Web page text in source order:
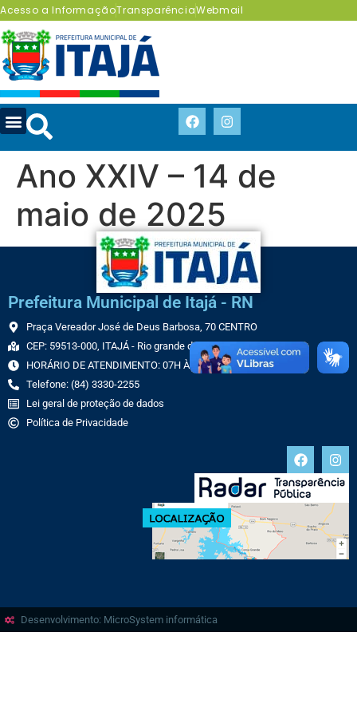
Acesso a InformaçãoTransparênciaWebmail
Ano XXIV – 14 de
maio de 2025
Prefeitura Municipal de Itajá - RN
Praça Vereador José de Deus Barbosa, 70 CENTRO
CEP: 59513-000, ITAJÁ - Rio grande do Norte
HORÁRIO DE ATENDIMENTO: 07H ÀS 13H
Telefone: (84) 3330-2255
Lei geral de proteção de dados
Política de Privacidade
Desenvolvimento: MicroSystem informática